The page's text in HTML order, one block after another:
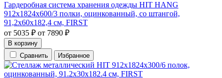
Гардеробная система хранения одежды HIT HANG
912х1824х600/3 полки, оцинкованный, со штангой,
91,2х60х182,4 см, FIRST
от 5035 ₽ от 7890 ₽
В корзину
Сравнить
Избранное